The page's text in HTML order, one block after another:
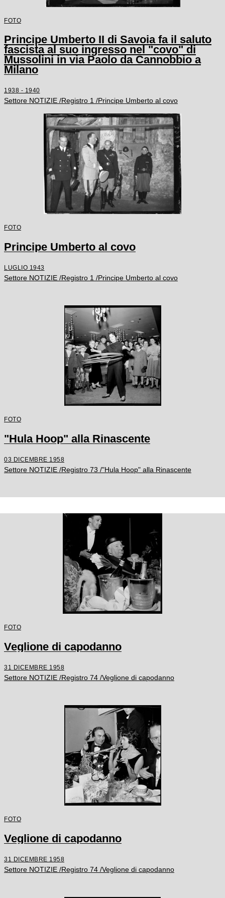
FOTO
Principe Umberto II di Savoia fa il saluto
fascista al suo ingresso nel "covo" di
Mussolini in via Paolo da Cannobbio a
Milano
1938 - 1940
Settore NOTIZIE /Registro 1 /Principe Umberto al covo
FOTO
Principe Umberto al covo
LUGLIO 1943
Settore NOTIZIE /Registro 1 /Principe Umberto al covo
FOTO
"Hula Hoop" alla Rinascente
03 DICEMBRE 1958
Settore NOTIZIE /Registro 73 /"Hula Hoop" alla Rinascente
FOTO
Veglione di capodanno
31 DICEMBRE 1958
Settore NOTIZIE /Registro 74 /Veglione di capodanno
FOTO
Veglione di capodanno
31 DICEMBRE 1958
Settore NOTIZIE /Registro 74 /Veglione di capodanno